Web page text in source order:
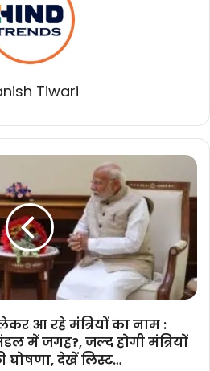
Tiwari
आ रहे मंत्रियों का नाम :
में जगह?, जल्द होगी मंत्रियों
घोषणा, देखें लिस्ट…